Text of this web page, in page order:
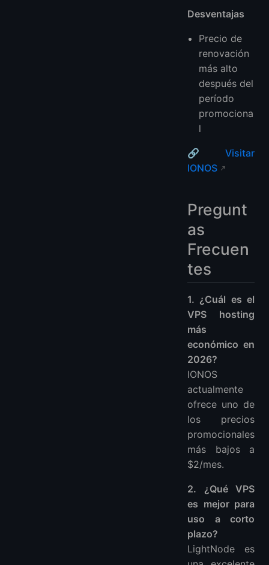
Desventajas
Precio de
renovación
más alto
después del
período
promociona
l
🔗 Visitar
IONOS
Pregunt
as
Frecuen
tes
1. ¿Cuál es el
VPS hosting
más
económico en
2026?
IONOS
actualmente
ofrece uno de
los precios
promocionales
más bajos a
$2/mes.
2. ¿Qué VPS
es mejor para
uso a corto
plazo?
LightNode es